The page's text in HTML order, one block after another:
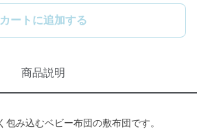
カートに追加する
商品説明
み込むベビー布団の敷布団です。